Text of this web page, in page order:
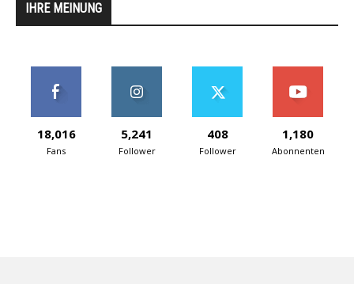
IHRE MEINUNG
18,016
Fans
5,241
Follower
408
Follower
1,180
Abonnenten